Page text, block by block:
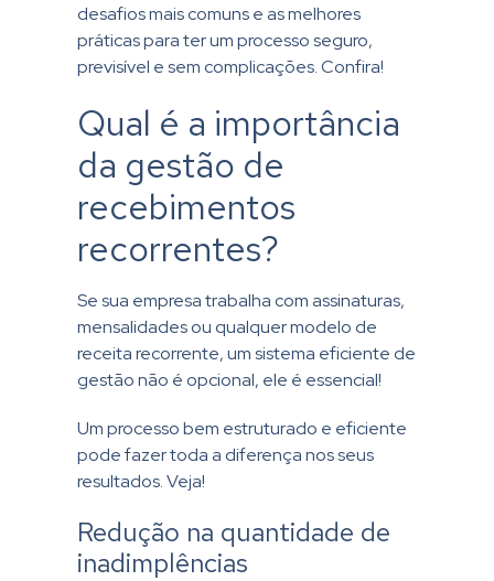
desafios mais comuns e as melhores
práticas para ter um processo seguro,
previsível e sem complicações. Confira!
Qual é a importância
da gestão de
recebimentos
recorrentes?
Se sua empresa trabalha com assinaturas,
mensalidades ou qualquer modelo de
receita recorrente, um sistema eficiente de
gestão não é opcional, ele é essencial!
Um processo bem estruturado e eficiente
pode fazer toda a diferença nos seus
resultados. Veja!
Redução na quantidade de
inadimplências